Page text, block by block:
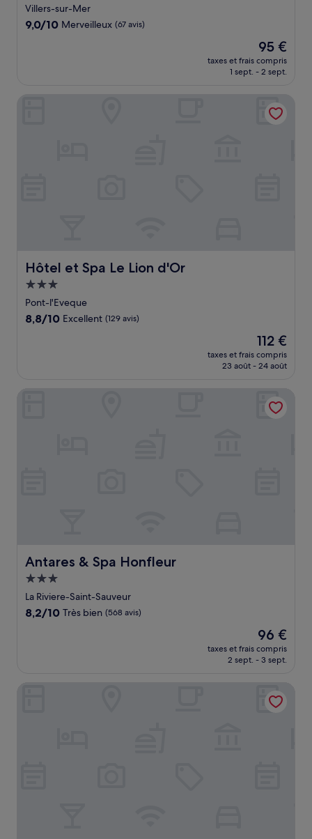
Villers-sur-Mer
9.0
9,0/10 Merveilleux (67 avis)
Le
nouveau
prix
de
95 €
95 €
taxes et frais compris
1 sept. - 2 sept.
Hôtel et Spa Le Lion d'Or
Hôtel et Spa Le Lion d'Or
Hébergement
3.0 étoiles
Pont-l'Eveque
8.8
8,8/10 Excellent (129 avis)
Le
nouveau
prix
de
112 €
112 €
taxes et frais compris
23 août - 24 août
Antares & Spa Honfleur
Antares & Spa Honfleur
Hébergement
3.0 étoiles
La Riviere-Saint-Sauveur
8.2
8,2/10 Très bien (568 avis)
Le
nouveau
prix
de
96 €
96 €
taxes et frais compris
2 sept. - 3 sept.